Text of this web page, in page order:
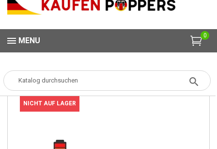
0
MENU
Popper Popper Klein Popper Pure Gold - New Formula 10ml
NICHT AUF LAGER